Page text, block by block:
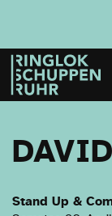
Ringlokschuppen
Ruhr
Stand Up &